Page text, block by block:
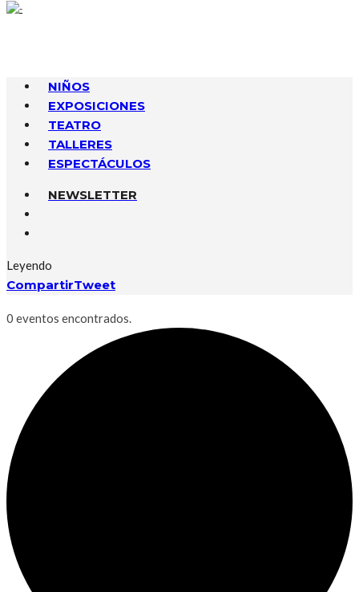
NIÑOS
EXPOSICIONES
TEATRO
TALLERES
ESPECTÁCULOS
NEWSLETTER
Leyendo
CompartirTweet
0 eventos encontrados.